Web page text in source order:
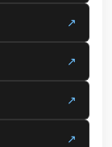
↗
↗
↗
↗